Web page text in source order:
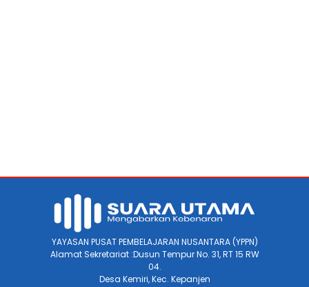
YAYASAN PUSAT PEMBELAJARAN NUSANTARA (YPPN)
Alamat Sekretariat :Dusun Tempur No. 31, RT 15 RW
04.
Desa Kemiri, Kec. Kepanjen